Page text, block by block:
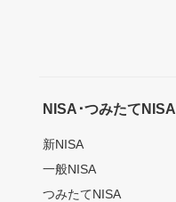
NISA･つみたてNISA
新NISA
一般NISA
つみたてNISA